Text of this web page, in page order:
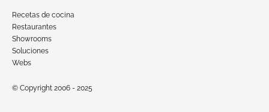
Recetas de cocina
Restaurantes
Showrooms
Soluciones
Webs
© Copyright 2006 - 2025